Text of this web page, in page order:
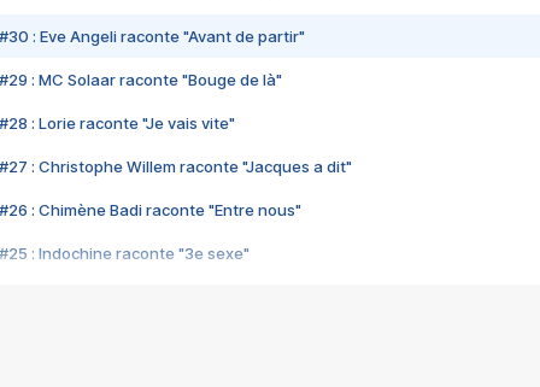
#30 : Eve Angeli raconte "Avant de partir"
#29 : MC Solaar raconte "Bouge de là"
#28 : Lorie raconte "Je vais vite"
#27 : Christophe Willem raconte "Jacques a dit"
#26 : Chimène Badi raconte "Entre nous"
#25 : Indochine raconte "3e sexe"